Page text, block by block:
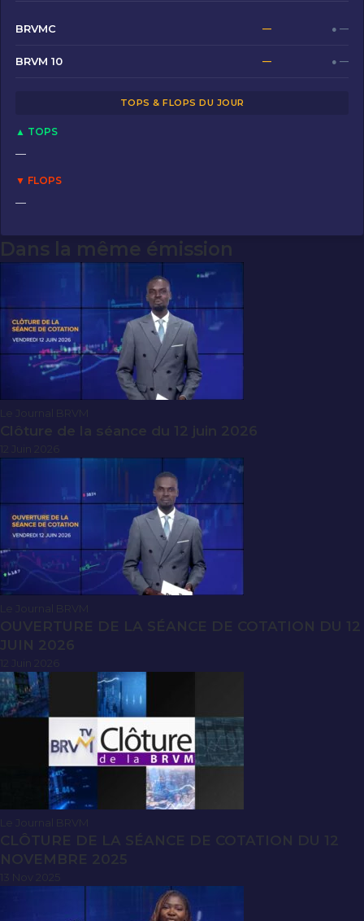
b
o
o
o
n
BRVMC — ● —
BRVM 10 — ● —
TOPS & FLOPS DU JOUR
▲ TOPS
—
▼ FLOPS
—
Dans la même émission
Le Journal BRVM
Clôture de la séance du 12 juin 2026
Le Journal BRVM
OUVERTURE DE LA SÉANCE DE COTATION DU 12
JUIN 2026
Le Journal BRVM
CLÔTURE DE LA SÉANCE DE COTATION DU 12
NOVEMBRE 2025